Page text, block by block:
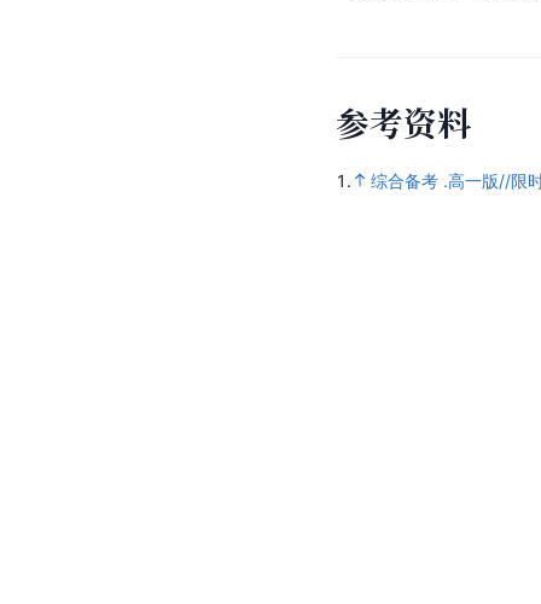
参考资料
1. 综合备考 .高一版//限